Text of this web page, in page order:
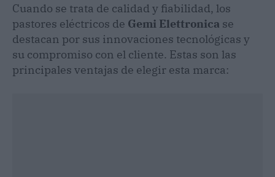
Cuando se trata de calidad y fiabilidad, los
pastores eléctricos de Gemi Elettronica se
destacan por sus innovaciones tecnológicas y
su compromiso con el cliente. Estas son las
principales ventajas de elegir esta marca: